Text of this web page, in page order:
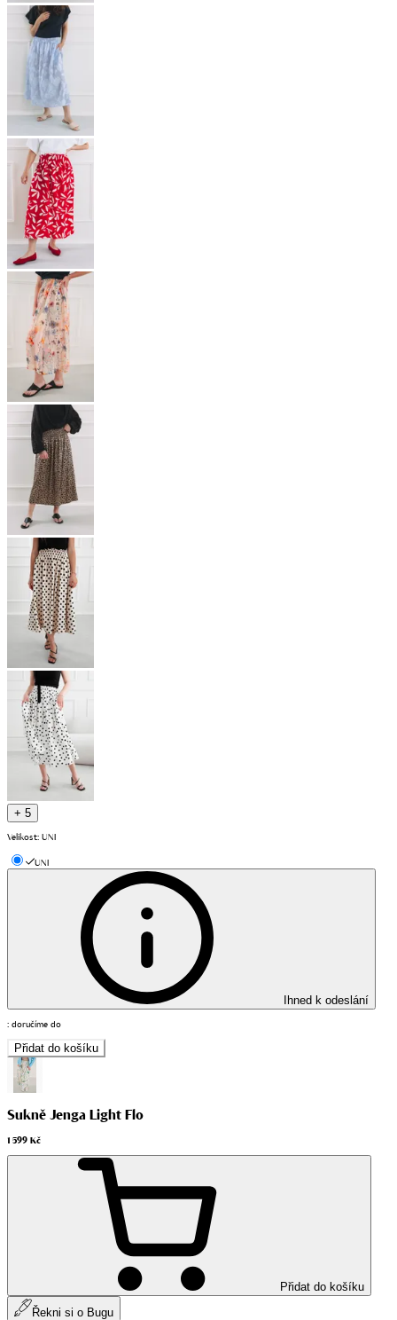
+ 5
Velikost: UNI
UNI
Ihned k odeslání
: doručíme do
Přidat do košíku
Sukně Jenga Light Flo
1 599 Kč
Přidat do košíku
Řekni si o Bugu